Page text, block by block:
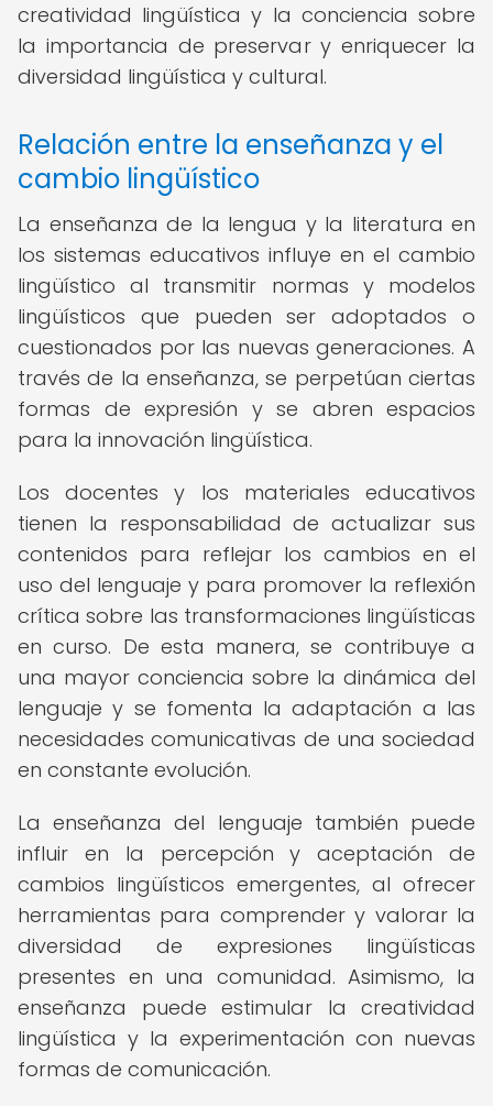
creatividad lingüística y la conciencia sobre
la importancia de preservar y enriquecer la
diversidad lingüística y cultural.
Relación entre la enseñanza y el
cambio lingüístico
La enseñanza de la lengua y la literatura en
los sistemas educativos influye en el cambio
lingüístico al transmitir normas y modelos
lingüísticos que pueden ser adoptados o
cuestionados por las nuevas generaciones. A
través de la enseñanza, se perpetúan ciertas
formas de expresión y se abren espacios
para la innovación lingüística.
Los docentes y los materiales educativos
tienen la responsabilidad de actualizar sus
contenidos para reflejar los cambios en el
uso del lenguaje y para promover la reflexión
crítica sobre las transformaciones lingüísticas
en curso. De esta manera, se contribuye a
una mayor conciencia sobre la dinámica del
lenguaje y se fomenta la adaptación a las
necesidades comunicativas de una sociedad
en constante evolución.
La enseñanza del lenguaje también puede
influir en la percepción y aceptación de
cambios lingüísticos emergentes, al ofrecer
herramientas para comprender y valorar la
diversidad de expresiones lingüísticas
presentes en una comunidad. Asimismo, la
enseñanza puede estimular la creatividad
lingüística y la experimentación con nuevas
formas de comunicación.